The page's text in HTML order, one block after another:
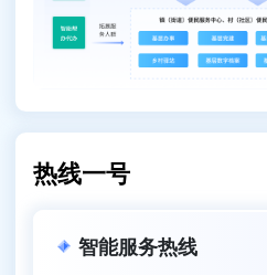
热线一号
智能服务热线